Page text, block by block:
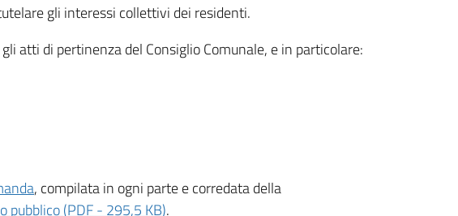
gli interessi collettivi dei residenti.
atti di pertinenza del Consiglio Comunale, e in particolare:
, compilata in ogni parte e corredata della
pubblico(PDF- 295,5 KB).